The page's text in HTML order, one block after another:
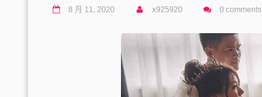
8 月 11, 2020 x925920 0 comments